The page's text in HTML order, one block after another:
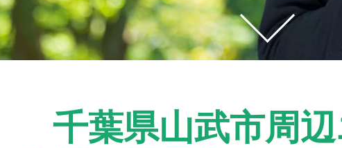
千葉県山武市周